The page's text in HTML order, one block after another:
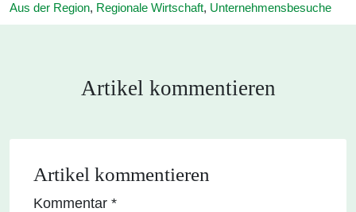
Aus der Region, Regionale Wirtschaft, Unternehmensbesuche
Artikel kommentieren
Artikel kommentieren
Kommentar *